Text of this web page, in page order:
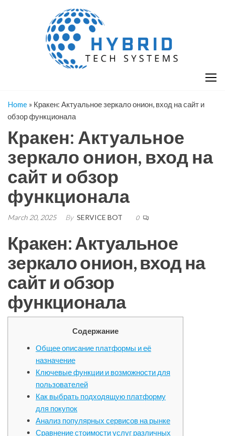
Home » Кракен: Актуальное зеркало онион, вход на сайт и
обзор функционала
Кракен: Актуальное
зеркало онион, вход на
сайт и обзор
функционала
March 20, 2025 By SERVICE BOT 0
Кракен: Актуальное
зеркало онион, вход на
сайт и обзор
функционала
Содержание
Общее описание платформы и её
назначение
Ключевые функции и возможности для
пользователей
Как выбрать подходящую платформу
для покупок
Анализ популярных сервисов на рынке
Сравнение стоимости услуг различных